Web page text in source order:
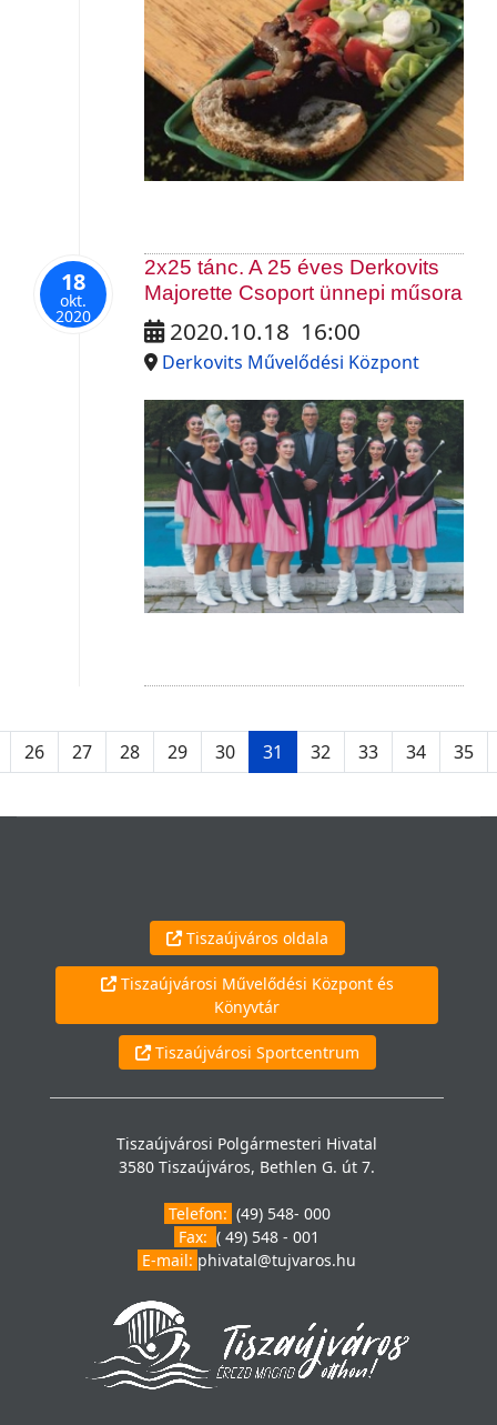
18
okt.
2020
2x25 tánc. A 25 éves Derkovits
Majorette Csoport ünnepi műsora
2020.10.18 16:00
Derkovits Művelődési Központ
26 27 28 29 30 31 32 33 34 35
Tiszaújváros oldala
Tiszaújvárosi Művelődési Központ és
Könyvtár
Tiszaújvárosi Sportcentrum
Tiszaújvárosi Polgármesteri Hivatal
3580 Tiszaújváros, Bethlen G. út 7.
Telefon: (49) 548- 000
Fax: ( 49) 548 - 001
E-mail: phivatal@tujvaros.hu